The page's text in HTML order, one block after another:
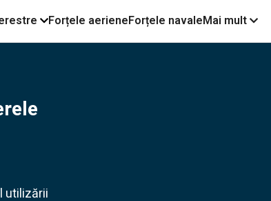
Forțele aerieneForțele navaleMai mult
utilizării